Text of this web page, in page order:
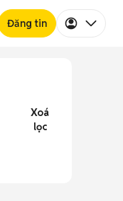
Đăng tin
Xoá
lọc